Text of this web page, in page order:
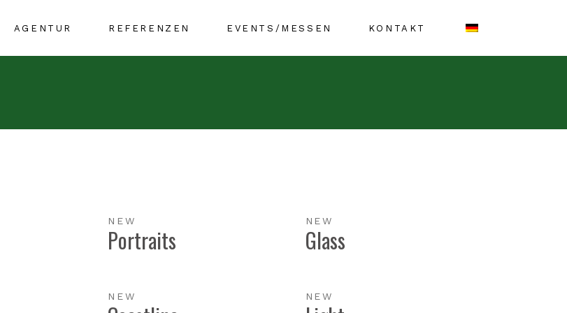
AGENTUR
Auszeichnungen
REFERENZEN EVENTS/MESSEN KONTAKT
NEW
Portraits
NEW
Glass
NEW NEW